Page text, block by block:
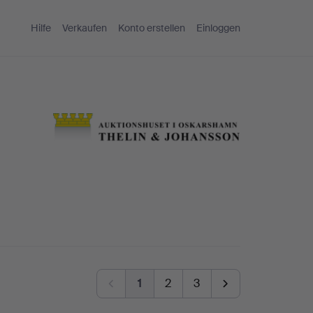
Hilfe Verkaufen Konto erstellen Einloggen
1 2 3